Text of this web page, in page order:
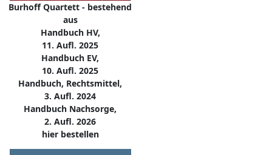
Burhoff Quartett - bestehend
aus
Handbuch HV,
11. Aufl. 2025
Handbuch EV,
10. Aufl. 2025
Handbuch, Rechtsmittel,
3. Aufl. 2024
Handbuch Nachsorge,
2. Aufl. 2026
hier bestellen